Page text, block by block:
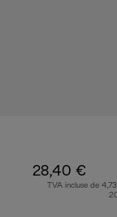
28,40 €
TVA incluse de